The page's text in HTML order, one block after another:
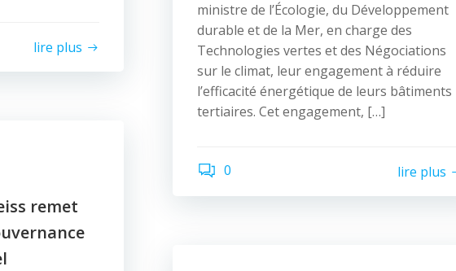
lire plus
ministre de l’Écologie, du Développement
durable et de la Mer, en charge des
Technologies vertes et des Négociations
sur le climat, leur engagement à réduire
l’efficacité énergétique de leurs bâtiments
tertiaires. Cet engagement, […]
0 lire plus
remet